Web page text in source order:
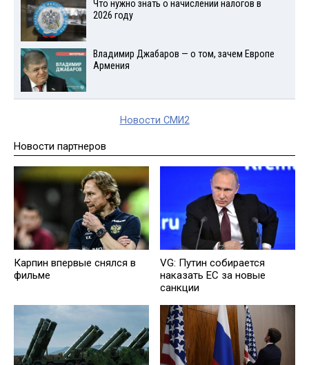
Что нужно знать о начислении налогов в
2026 году
Владимир Джабаров — о том, зачем Европе
Армения
Новости СМИ2
Новости партнеров
Карпин впервые снялся в
фильме
VG: Путин собирается
наказать EC за новые
санкции